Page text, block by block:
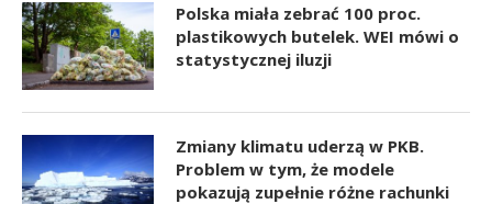
Polska miała zebrać 100 proc.
plastikowych butelek. WEI mówi o
statystycznej iluzji
Zmiany klimatu uderzą w PKB.
Problem w tym, że modele
pokazują zupełnie różne rachunki